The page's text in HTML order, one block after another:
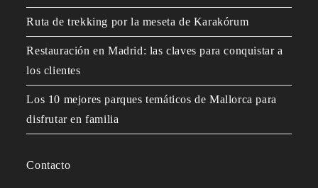
Ruta de trekking por la meseta de Karakórum
Restauración en Madrid: las claves para conquistar a
los clientes
Los 10 mejores parques temáticos de Mallorca para
disfrutar en familia
Contacto